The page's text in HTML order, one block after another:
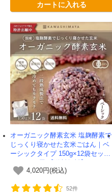
しくなりました。カートに入れる
オーガニック酵素玄米 塩麹酵素で
じっくり寝かせた玄米ごはん｜ベ
ーシックタイプ 150g×12袋セット
4,020円(税込)
52件